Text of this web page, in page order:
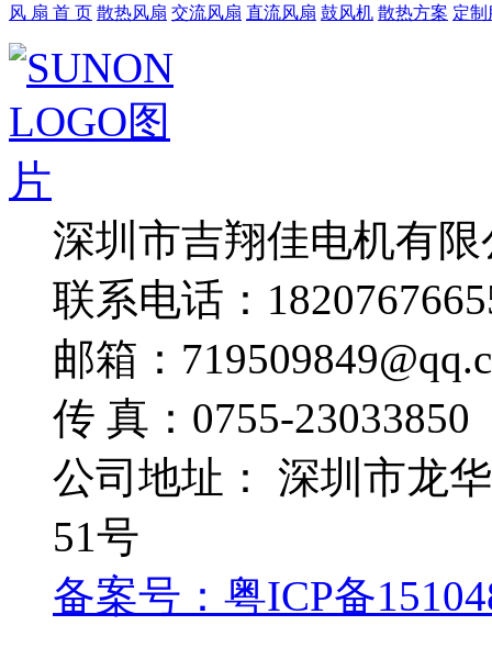
风 扇 首 页 散热风扇 交流风扇 直流风扇 鼓风机 散热方案 定制
深圳市吉翔佳电机有
联系电话：
邮箱：
传 真：0755-23033850
公司地址： 深圳市龙
51号
备案号：粤ICP备